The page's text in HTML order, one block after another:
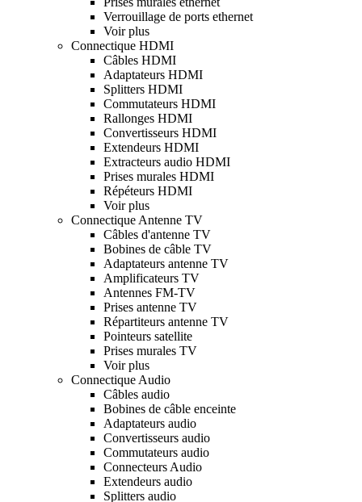
Verrouillage de ports ethernet
Voir plus
Connectique HDMI
Câbles HDMI
Adaptateurs HDMI
Splitters HDMI
Commutateurs HDMI
Rallonges HDMI
Convertisseurs HDMI
Extendeurs HDMI
Extracteurs audio HDMI
Prises murales HDMI
Répéteurs HDMI
Voir plus
Connectique Antenne TV
Câbles d'antenne TV
Bobines de câble TV
Adaptateurs antenne TV
Amplificateurs TV
Antennes FM-TV
Prises antenne TV
Répartiteurs antenne TV
Pointeurs satellite
Prises murales TV
Voir plus
Connectique Audio
Câbles audio
Bobines de câble enceinte
Adaptateurs audio
Convertisseurs audio
Commutateurs audio
Connecteurs Audio
Extendeurs audio
Splitters audio